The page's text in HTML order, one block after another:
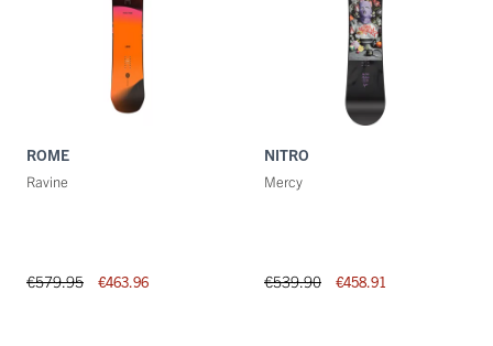
ROME
Ravine
€579.95 €463.96
NITRO
Mercy
€539.90 €458.91